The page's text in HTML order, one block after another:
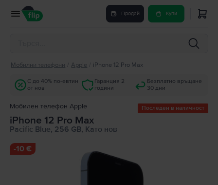
Продай Купи
Мобилни телефони Apple iPhone 12 Pro Max
С до 40% по-евтин
от нов
Гаранция 2
години
Безплатно връщане
30 дни
Мобилен телефон Apple Последен в наличност
iPhone 12 Pro Max
Pacific Blue, 256 GB, Като нов
-10 €